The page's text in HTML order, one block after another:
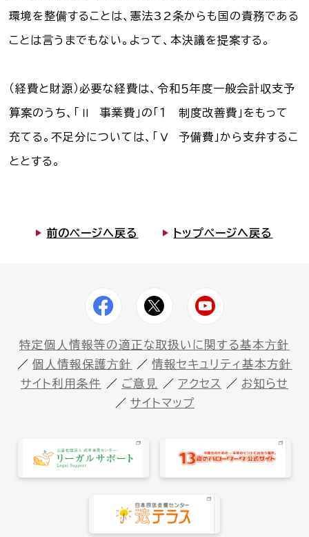
環境を整備することは、憲法32条からも国の責務である
ことは言うまでもない。よって、本決議を提案する。
（経費と財源）必要な経費は、令和５年度一般会計収支予
算案のうち、「Ⅱ 事業費」の「１ 制度改善費」をもって
充てる。不足分については、「Ⅴ 予備費」から支弁するこ
ととする。
前のページへ戻る トップページへ戻る
特定個⼈情報等の適正な取扱いに関する基本⽅針
個⼈情報保護⽅針
情報セキュリティ基本方針
サイト利⽤条件
ご意⾒ アクセス
お知らせ
サイトマップ